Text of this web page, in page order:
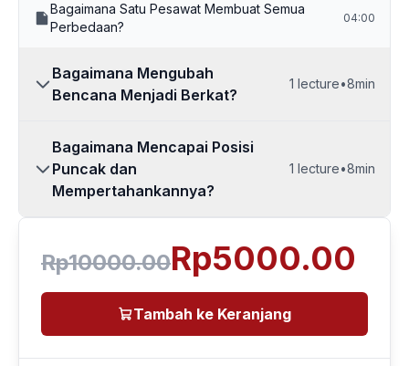
Bagaimana Satu Pesawat Membuat Semua
Perbedaan?
04:00
Bagaimana Mengubah
Bencana Menjadi Berkat?
1 lecture•8min
Bagaimana Mencapai Posisi
Puncak dan
Mempertahankannya?
1 lecture•8min
Rp10000.00Rp5000.00
Tambah ke Keranjang